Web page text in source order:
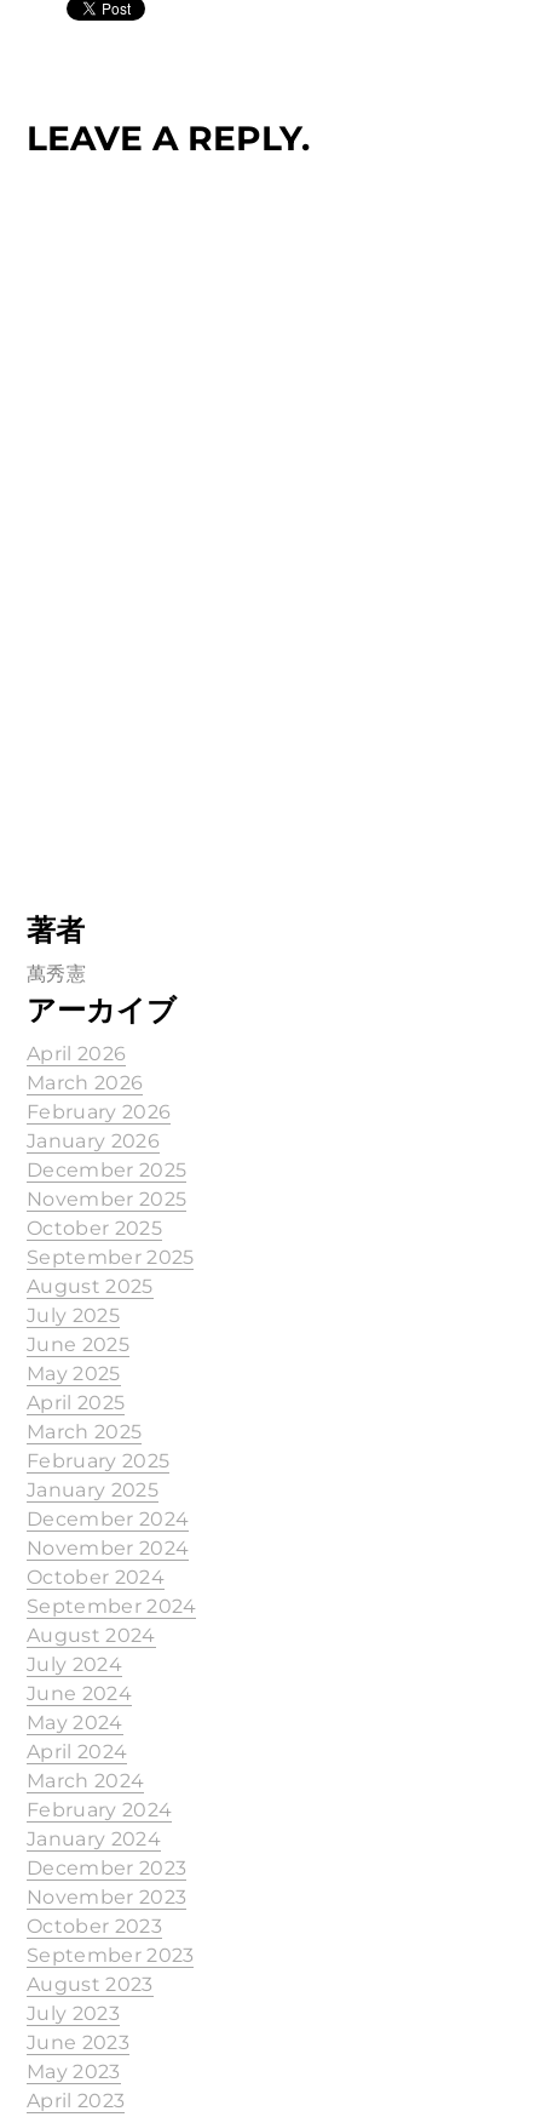
LEAVE A REPLY.
著者
萬秀憲
アーカイブ
April 2026
March 2026
February 2026
January 2026
December 2025
November 2025
October 2025
September 2025
August 2025
July 2025
June 2025
May 2025
April 2025
March 2025
February 2025
January 2025
December 2024
November 2024
October 2024
September 2024
August 2024
July 2024
June 2024
May 2024
April 2024
March 2024
February 2024
January 2024
December 2023
November 2023
October 2023
September 2023
August 2023
July 2023
June 2023
May 2023
April 2023